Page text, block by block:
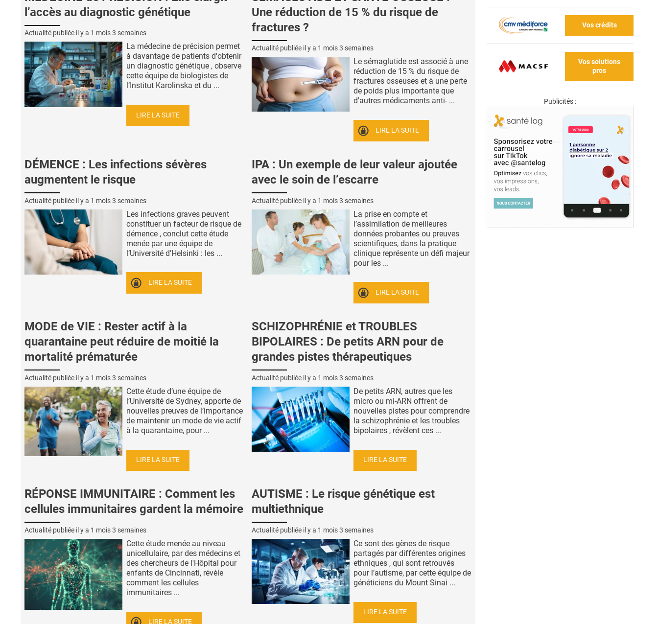
l’accès au diagnostic génétique
Actualité publiée il y a 1 mois 3 semaines
La médecine de précision permet
à davantage de patients d'obtenir
un diagnostic génétique , observe
cette équipe de biologistes de
l’Institut Karolinska et du ...
LIRE LA SUITE
Une réduction de 15 % du risque de
fractures ?
Actualité publiée il y a 1 mois 3 semaines
Le sémaglutide est associé à une
réduction de 15 % du risque de
fractures osseuses et à une perte
de poids plus importante que
d'autres médicaments anti- ...
LIRE LA SUITE
DÉMENCE : Les infections sévères
augmentent le risque
Actualité publiée il y a 1 mois 3 semaines
Les infections graves peuvent
constituer un facteur de risque de
démence , conclut cette étude
menée par une équipe de
l’Université d’Helsinki : les ...
LIRE LA SUITE
IPA : Un exemple de leur valeur ajoutée
avec le soin de l’escarre
Actualité publiée il y a 1 mois 3 semaines
La prise en compte et
l’assimilation de meilleures
données probantes ou preuves
scientifiques, dans la pratique
clinique représente un défi majeur
pour les ...
LIRE LA SUITE
MODE de VIE : Rester actif à la
quarantaine peut réduire de moitié la
mortalité prématurée
Actualité publiée il y a 1 mois 3 semaines
Cette étude d’une équipe de
l’Université de Sydney, apporte de
nouvelles preuves de l’importance
de maintenir un mode de vie actif
à la quarantaine, pour ...
LIRE LA SUITE
SCHIZOPHRÉNIE et TROUBLES
BIPOLAIRES : De petits ARN pour de
grandes pistes thérapeutiques
Actualité publiée il y a 1 mois 3 semaines
De petits ARN, autres que les
micro ou mi-ARN offrent de
nouvelles pistes pour comprendre
la schizophrénie et les troubles
bipolaires , révèlent ces ...
LIRE LA SUITE
RÉPONSE IMMUNITAIRE : Comment les
cellules immunitaires gardent la mémoire
Actualité publiée il y a 1 mois 3 semaines
Cette étude menée au niveau
unicellulaire, par des médecins et
des chercheurs de l'Hôpital pour
enfants de Cincinnati, révèle
comment les cellules
immunitaires ...
LIRE LA SUITE
AUTISME : Le risque génétique est
multiethnique
Actualité publiée il y a 1 mois 3 semaines
Ce sont des gènes de risque
partagés par différentes origines
ethniques , qui sont retrouvés
pour l’autisme, par cette équipe de
généticiens du Mount Sinai ...
LIRE LA SUITE
Vos crédits
Vos solutions
pros
Publicités :